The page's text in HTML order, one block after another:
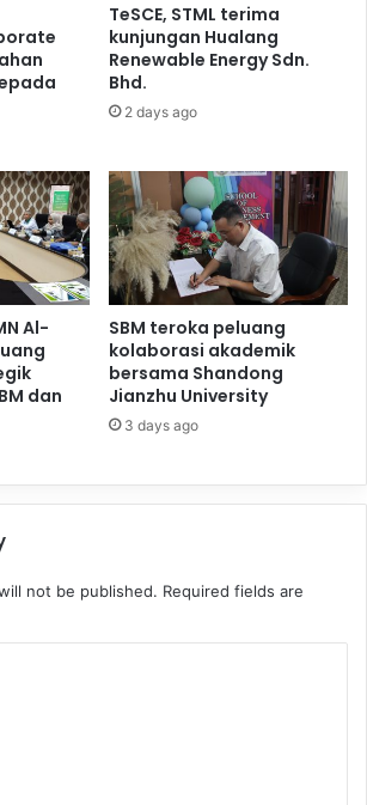
TeSCE, STML terima
kunjungan Hualang
Renewable Energy Sdn.
Bhd.
2 days ago
Al-
dan
SBM teroka peluang
kolaborasi akademik
bersama Shandong
Jianzhu University
3 days ago
not be published. Required fields are